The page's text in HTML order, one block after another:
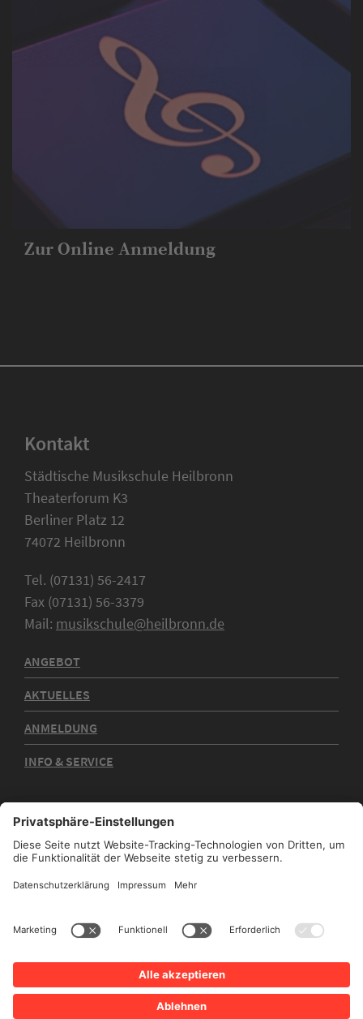
Zur Online Anmeldung
Kontakt
Städtische Musikschule Heilbronn
Theaterforum K3
Berliner Platz 12
74072 Heilbronn
Tel. (07131) 56-2417
Fax (07131) 56-3379
Mail: musikschule@heilbronn.de
ANGEBOT
AKTUELLES
ANMELDUNG
INFO & SERVICE
Kontakt
Datenschutz
Sitemap
Stadtplan